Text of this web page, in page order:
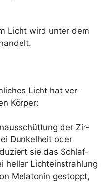
Licht wird unter dem
Licht hat ver­
Körper:
der Zir­
Dun­kel­heit oder
sie das Schlaf­
hel­ler Licht­ein­strah­lung
Mela­to­nin gestoppt,